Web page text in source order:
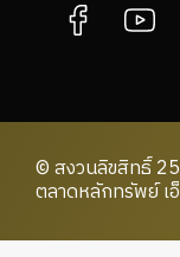
© สงวนลิขสิทธิ์
ตลาดหลักทรัพย์ เ